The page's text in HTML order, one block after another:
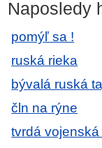
Naposledy
pomýľ sa !
ruská rieka
bývalá ruská
čln na rýne
tvrdá